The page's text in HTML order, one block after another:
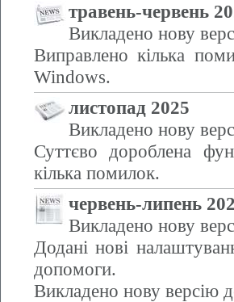
травень-червень
Викладено нову
Виправлено кілька
Windows.
листопад 2025
Викладено нову
Суттєво дороблена
кілька помилок.
червень-липень
Викладено нову
Додані нові
допомоги.
Викладено нову версію